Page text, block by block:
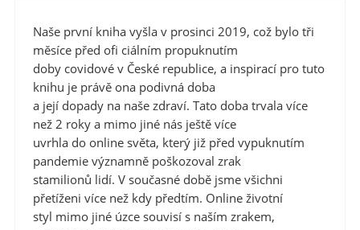
Naše první kniha vyšla v prosinci 2019, což bylo tři
měsíce před ofi ciálním propuknutím
doby covidové v České republice, a inspirací pro tuto
knihu je právě ona podivná doba
a její dopady na naše zdraví. Tato doba trvala více
než 2 roky a mimo jiné nás ještě více
uvrhla do online světa, který již před vypuknutím
pandemie významně poškozoval zrak
stamilionů lidí. V současné době jsme všichni
přetíženi více než kdy předtím. Online životní
styl mimo jiné úzce souvisí s naším zrakem,